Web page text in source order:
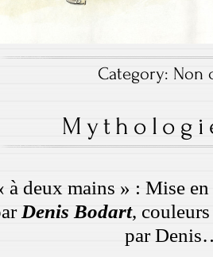
Category: Non
à deux mains » : Mise
Denis Bodart,
par